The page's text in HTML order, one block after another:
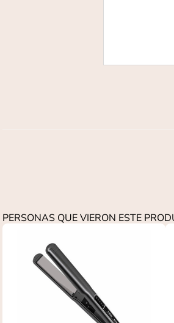
PERSONAS QUE VIERON ESTE